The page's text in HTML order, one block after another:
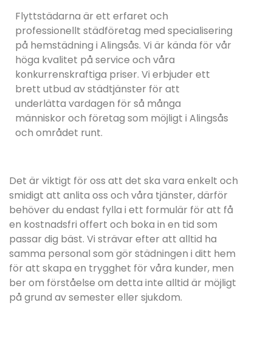
Flyttstädarna är ett erfaret och
professionellt städföretag med specialisering
på hemstädning i Alingsås. Vi är kända för vår
höga kvalitet på service och våra
konkurrenskraftiga priser. Vi erbjuder ett
brett utbud av städtjänster för att
underlätta vardagen för så många
människor och företag som möjligt i Alingsås
och området runt.
Det är viktigt för oss att det ska vara enkelt och
smidigt att anlita oss och våra tjänster, därför
behöver du endast fylla i ett formulär för att få
en kostnadsfri offert och boka in en tid som
passar dig bäst. Vi strävar efter att alltid ha
samma personal som gör städningen i ditt hem
för att skapa en trygghet för våra kunder, men
ber om förståelse om detta inte alltid är möjligt
på grund av semester eller sjukdom.